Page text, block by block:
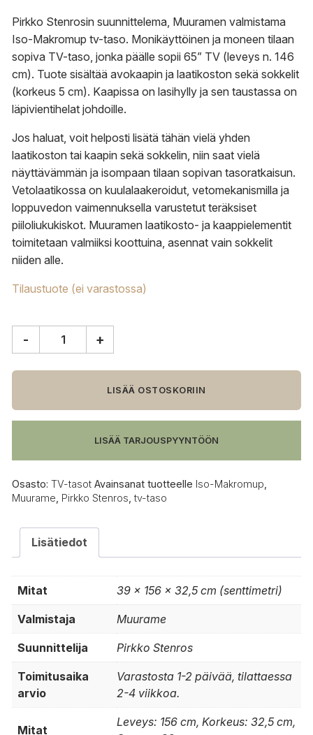
Pirkko Stenrosin suunnittelema, Muuramen valmistama
Iso-Makromup tv-taso. Monikäyttöinen ja moneen tilaan
sopiva TV-taso, jonka päälle sopii 65” TV (leveys n. 146
cm). Tuote sisältää avokaapin ja laatikoston sekä sokkelit
(korkeus 5 cm). Kaapissa on lasihylly ja sen taustassa on
läpivientihelat johdoille.
Jos haluat, voit helposti lisätä tähän vielä yhden
laatikoston tai kaapin sekä sokkelin, niin saat vielä
näyttävämmän ja isompaan tilaan sopivan tasoratkaisun.
Vetolaatikossa on kuulalaakeroidut, vetomekanismilla ja
loppuvedon vaimennuksella varustetut teräksiset
piiloliukukiskot. Muuramen laatikosto- ja kaappielementit
toimitetaan valmiiksi koottuina, asennat vain sokkelit
niiden alle.
Tilaustuote (ei varastossa)
Makromup
cm
leveä,
- +
LISÄÄ OSTOSKORIIN
LISÄÄ TARJOUSPYYNTÖÖN
Osasto: TV-tasot Avainsanat tuotteelle Iso-Makromup
Muurame Pirkko Stenros ,tv-taso
Lisätiedot
Mitat 39 × 156 × 32,5 cm (senttimetri)
Valmistaja Muurame
Suunnittelija Pirkko Stenros
Toimitusaika
arvio
Varastosta 1-2 päivää, tilattaessa
2-4 viikkoa.
Mitat
Leveys: 156 cm, Korkeus: 32,5 cm,